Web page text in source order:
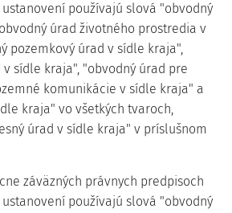
používajú slová "obvodný
úrad životného prostredia v
pozemkový úrad v sídle kraja",
sídle kraja", "obvodný úrad pre
komunikácie v sídle kraja" a
kraja" vo všetkých tvaroch,
úrad v sídle kraja" v príslušnom
záväzných právnych predpisoch
používajú slová "obvodný